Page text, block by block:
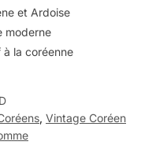
et Ardoise
moderne
la coréenne
, Vintage Coréen